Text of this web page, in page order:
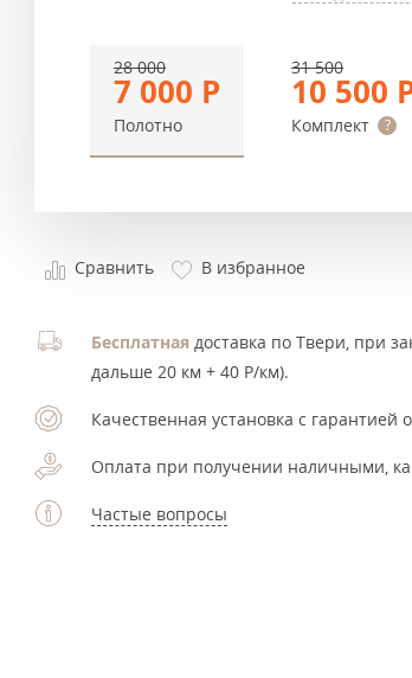
Темный
7 000 Р
28 000
Полотно
10 500
31 500
Комплект
Сравнить В избранное
Бесплатная доставка по Твери, при
дальше 20 км + 40 Р/км).
Качественная установка с гарантией
Оплата при получении наличными,
Частые вопросы